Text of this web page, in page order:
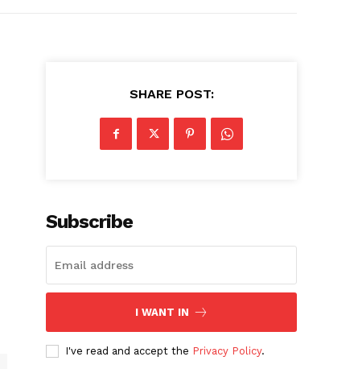
SHARE POST:
Subscribe
I WANT IN
I've read and accept the Privacy Policy.